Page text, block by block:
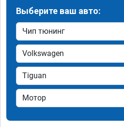
Выберите ваш авто: